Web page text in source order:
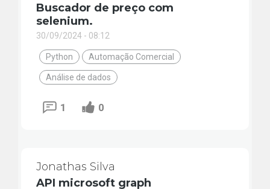
Buscador de preço com
selenium.
30/09/2024 - 08:12
Python Automação Comercial
Análise de dados
1 0
Jonathas Silva
API microsoft graph